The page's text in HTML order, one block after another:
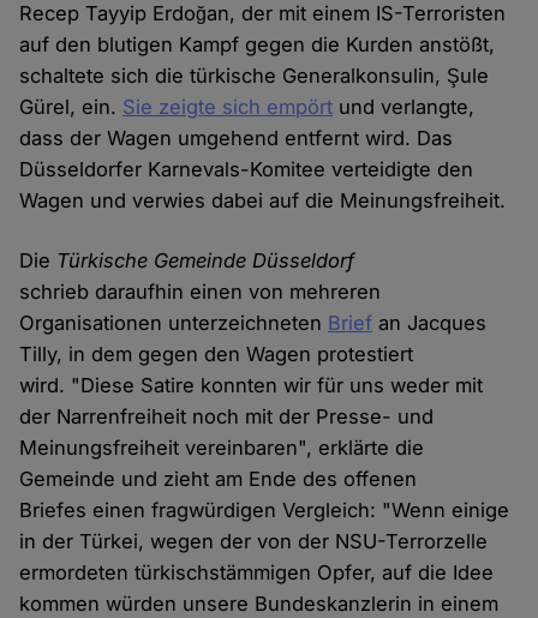
Recep Tayyip Erdoğan, der mit einem IS-Terroristen
auf den blutigen Kampf gegen die Kurden anstößt,
schaltete sich die türkische Generalkonsulin, Şule
Gürel, ein. Sie zeigte sich empört und verlangte,
dass der Wagen umgehend entfernt wird. Das
Düsseldorfer Karnevals-Komitee verteidigte den
Wagen und verwies dabei auf die Meinungsfreiheit.
Die Türkische Gemeinde Düsseldorf
schrieb daraufhin einen von mehreren
Organisationen unterzeichneten Brief an Jacques
Tilly, in dem gegen den Wagen protestiert
wird. "Diese Satire konnten wir für uns weder mit
der Narrenfreiheit noch mit der Presse- und
Meinungsfreiheit vereinbaren", erklärte die
Gemeinde und zieht am Ende des offenen
Briefes einen fragwürdigen Vergleich: "Wenn einige
in der Türkei, wegen der von der NSU-Terrorzelle
ermordeten türkischstämmigen Opfer, auf die Idee
kommen würden unsere Bundeskanzlerin in einem